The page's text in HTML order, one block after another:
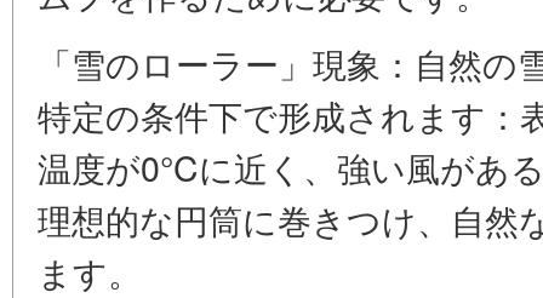
「雪のローラー」現象：自然
特定の条件下で形成されます：
温度が0°Cに近く、強い風があ
理想的な円筒に巻きつけ、自然
ます。